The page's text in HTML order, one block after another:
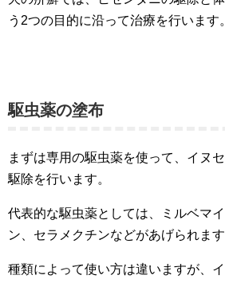
う2つの目的に沿って治療を行います。
駆虫薬の塗布
まずは専用の駆虫薬を使って、イヌ
駆除を行います。
代表的な駆虫薬としては、ミルベマ
ン、セラメクチンなどがあげられます
種類によって使い方は違いますが、